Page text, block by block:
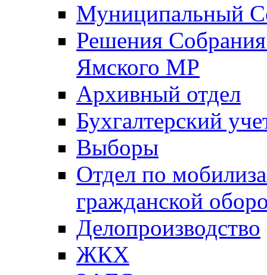
Муниципальный
Решения
Ямского МР
Архивный отдел
Бухгалтерский
Выборы
Отдел по
гражданской
Делопроизводство
ЖКХ